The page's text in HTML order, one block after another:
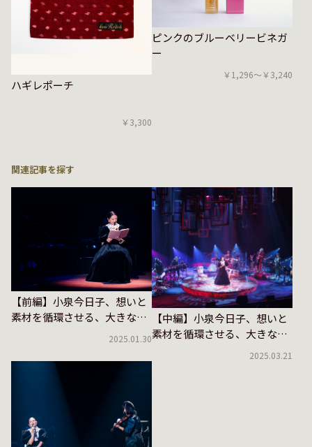
ハギレポーチ
￥3,300
ピンクのブルーベリービネガ
ー
￥1,296〜￥3,240
関連記事を探す
【前編】小泉今日子、想いと
素材を循環させる、大きな挑
2025.01.30
【中編】小泉今日子、想いと
素材を循環させる、大きな挑
2025.03.21